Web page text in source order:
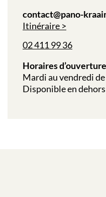
contact@pano-
Itinéraire
02 411 99 36
Horaires d’ouverture
Mardi au vendredi
Disponible en